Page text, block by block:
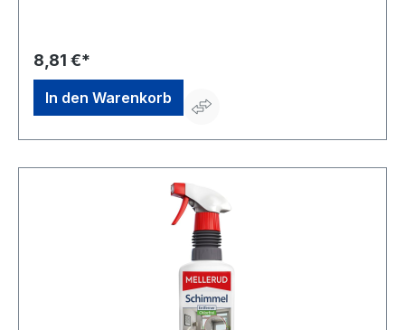
m.Signalwort: Achtung Gefahrenhinweise: H319:
Verursacht schwere Augenreizung;H317: Kann
allergische Hautreaktionen verursachenHersteller:
Mellerud Chemie GmbH, Bernhard-Röttgen-Waldweg
20, 41379 Brueggen, DE, +492163950900,
service@mellerud.de
8,81 €*
In den Warenkorb